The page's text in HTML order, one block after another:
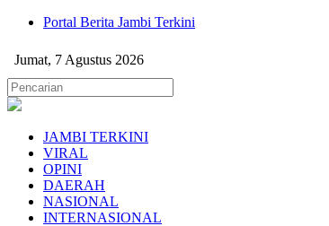
Portal Berita Jambi Terkini
Jumat, 7 Agustus 2026
JAMBI TERKINI
VIRAL
OPINI
DAERAH
NASIONAL
INTERNASIONAL